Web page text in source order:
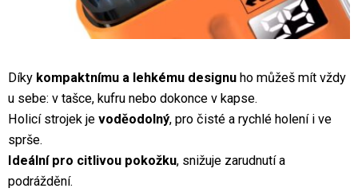
Díky kompaktnímu a lehkému designu ho můžeš mít vždy
u sebe: v tašce, kufru nebo dokonce v kapse.
Holicí strojek je voděodolný, pro čisté a rychlé holení i ve
sprše.
Ideální pro citlivou pokožku, snižuje zarudnutí a
podráždění.